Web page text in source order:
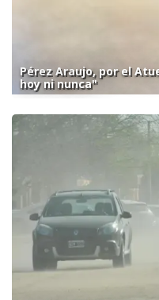
Pérez Araujo, por el
hoy ni nunca"